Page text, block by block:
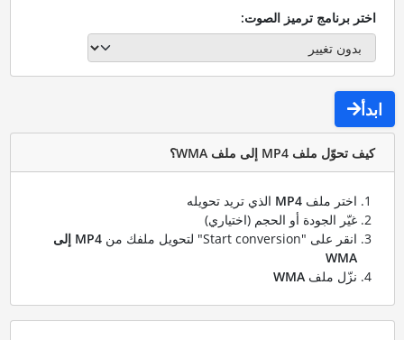
اختر برنامج ترميز الصوت:
ابدأ
كيف تحوّل ملف MP4 إلى ملف WMA؟
اختر ملف MP4الذي تريد تحويله
غيّر الجودة أو الحجم (اختياري)
انقر على "Start conversion" لتحويل ملفك من
MP4 إلى
WMA
نزّل ملف WMA